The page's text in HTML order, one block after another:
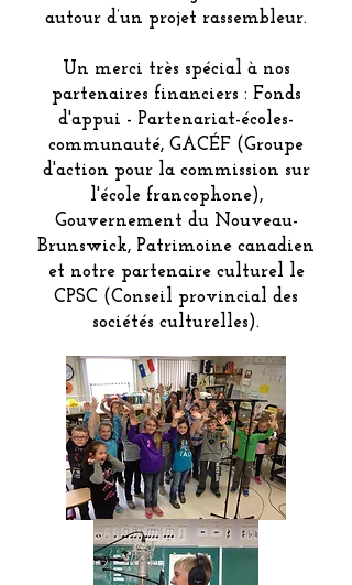
autour d’un projet rassembleur.
Un merci très spécial à nos
partenaires financiers : Fonds
d'appui - Partenariat-écoles-
communauté, GACÉF (Groupe
d'action pour la commission sur
l'école francophone),
Gouvernement du Nouveau-
Brunswick, Patrimoine canadien
et notre partenaire culturel le
CPSC (Conseil provincial des
sociétés culturelles).